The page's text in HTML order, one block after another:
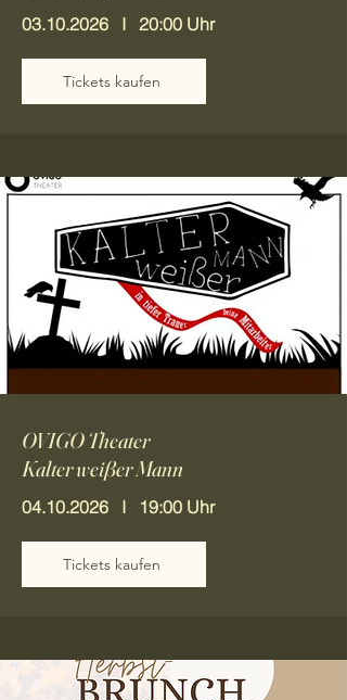
03.10.2026 I 20:00 Uhr
Tickets kaufen
OVIGO Theater
Kalter weißer Mann
04.10.2026 I 19:00 Uhr
Tickets kaufen